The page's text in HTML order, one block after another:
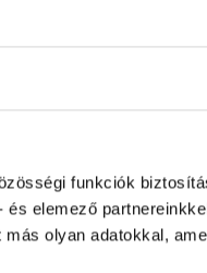
funkciók
elemező
olyan adatokkal,